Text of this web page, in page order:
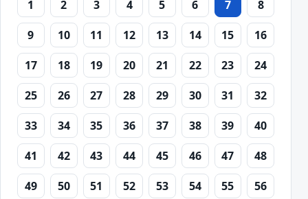
1 2 3 4 5 6 7
8
9
10 11 12 13 14 15
16
17
18 19 20 21 22 23
24
25
26 27 28 29 30 31
32
33
34 35 36 37 38 39
40
41
42 43 44 45 46 47
48
49
50 51 52 53 54 55
56